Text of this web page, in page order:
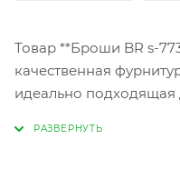
Товар **Броши BR s-
качественная
идеально